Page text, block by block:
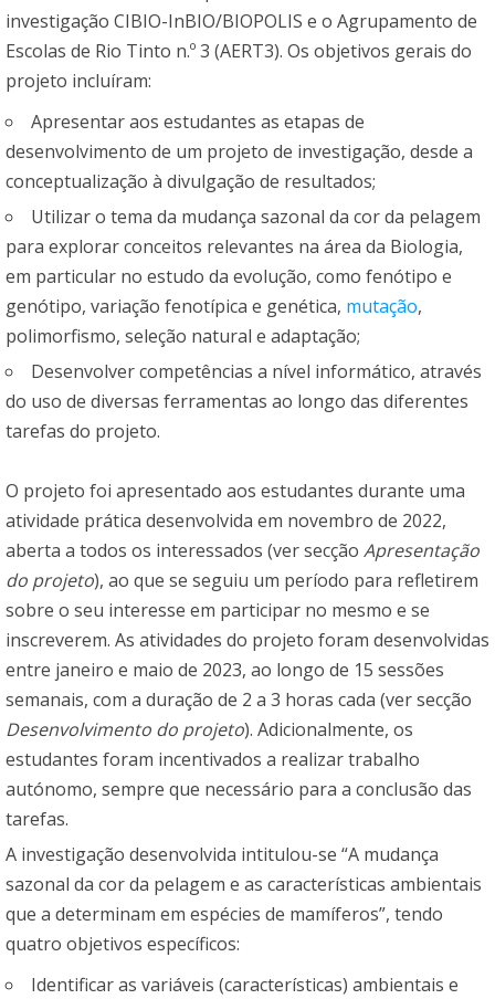
investigação CIBIO-InBIO/BIOPOLIS e o Agrupamento de
Escolas de Rio Tinto n.º 3 (AERT3). Os objetivos gerais do
projeto incluíram:
Apresentar aos estudantes as etapas de
desenvolvimento de um projeto de investigação, desde a
conceptualização à divulgação de resultados;
Utilizar o tema da mudança sazonal da cor da pelagem
para explorar conceitos relevantes na área da Biologia,
em particular no estudo da evolução, como fenótipo e
genótipo, variação fenotípica e genética, mutação,
polimorfismo, seleção natural e adaptação;
Desenvolver competências a nível informático, através
do uso de diversas ferramentas ao longo das diferentes
tarefas do projeto.
O projeto foi apresentado aos estudantes durante uma
atividade prática desenvolvida em novembro de 2022,
aberta a todos os interessados (ver secção Apresentação
do projeto), ao que se seguiu um período para refletirem
sobre o seu interesse em participar no mesmo e se
inscreverem. As atividades do projeto foram desenvolvidas
entre janeiro e maio de 2023, ao longo de 15 sessões
semanais, com a duração de 2 a 3 horas cada (ver secção
Desenvolvimento do projeto). Adicionalmente, os
estudantes foram incentivados a realizar trabalho
autónomo, sempre que necessário para a conclusão das
tarefas.
A investigação desenvolvida intitulou-se “A mudança
sazonal da cor da pelagem e as características ambientais
que a determinam em espécies de mamíferos”, tendo
quatro objetivos específicos:
Identificar as variáveis (características) ambientais e